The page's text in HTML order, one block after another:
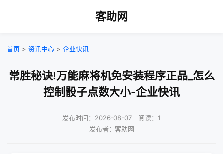
客助网
首页 > 资讯中心 > 企业快讯
常胜秘诀!万能麻将机免安装程序正品_怎么
控制骰子点数大小-企业快讯
发布时间：2026-08-07｜阅读：1
发布者：客助网